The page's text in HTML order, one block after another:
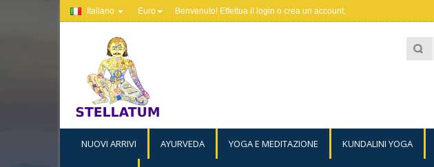
Italiano Euro Benvenuto! Effettua il login o crea un account.
NUOVI ARRIVI AYURVEDA YOGA E MEDITAZIONE KUNDALINI YOGA